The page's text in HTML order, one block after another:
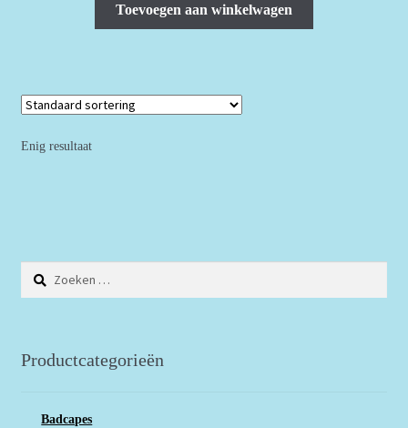
Toevoegen aan winkelwagen
Enig resultaat
Zoeken
naar:
Productcategorieën
Badcapes